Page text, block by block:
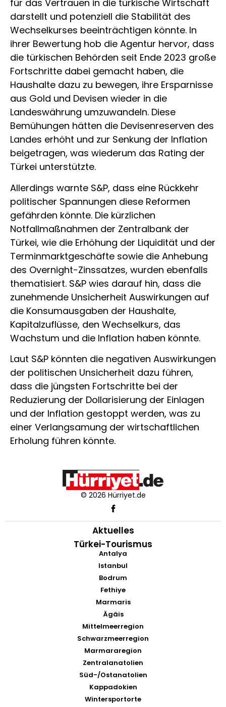
für das Vertrauen in die türkische Wirtschaft
darstellt und potenziell die Stabilität des
Wechselkurses beeinträchtigen könnte. In
ihrer Bewertung hob die Agentur hervor, dass
die türkischen Behörden seit Ende 2023 große
Fortschritte dabei gemacht haben, die
Haushalte dazu zu bewegen, ihre Ersparnisse
aus Gold und Devisen wieder in die
Landeswährung umzuwandeln. Diese
Bemühungen hätten die Devisenreserven des
Landes erhöht und zur Senkung der Inflation
beigetragen, was wiederum das Rating der
Türkei unterstützte.
Allerdings warnte S&P, dass eine Rückkehr
politischer Spannungen diese Reformen
gefährden könnte. Die kürzlichen
Notfallmaßnahmen der Zentralbank der
Türkei, wie die Erhöhung der Liquidität und der
Terminmarktgeschäfte sowie die Anhebung
des Overnight-Zinssatzes, wurden ebenfalls
thematisiert. S&P wies darauf hin, dass die
zunehmende Unsicherheit Auswirkungen auf
die Konsumausgaben der Haushalte,
Kapitalzuflüsse, den Wechselkurs, das
Wachstum und die Inflation haben könnte.
Laut S&P könnten die negativen Auswirkungen
der politischen Unsicherheit dazu führen,
dass die jüngsten Fortschritte bei der
Reduzierung der Dollarisierung der Einlagen
und der Inflation gestoppt werden, was zu
einer Verlangsamung der wirtschaftlichen
Erholung führen könnte.
© 2026 Hürriyet.de
Aktuelles
Türkei-Tourismus
Antalya
Istanbul
Bodrum
Fethiye
Marmaris
Ägäis
Mittelmeerregion
Schwarzmeerregion
Marmararegion
Zentralanatolien
Süd-/Ostanatolien
Kappadokien
Wintersportorte